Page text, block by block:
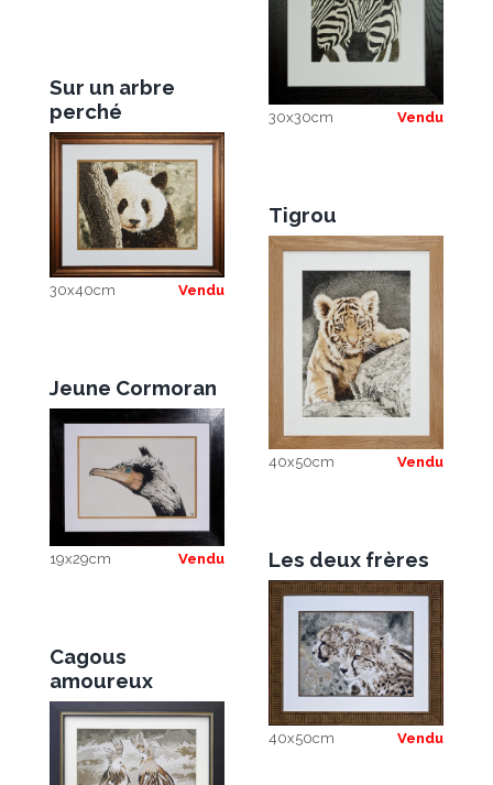
Sur un arbre
perché
30x40cm Vendu
Jeune Cormoran
19x29cm Vendu
Cagous
amoureux
30x30cm Vendu
Tigrou
40x50cm Vendu
Les deux frères
40x50cm Vendu